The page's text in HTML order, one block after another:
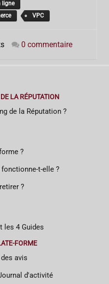
ligne
VPC
0 commentaire
LA RÉPUTATION
de la Réputation ?
?
t-elle ?
?
les 4 Guides
FORME
avis
d'activité